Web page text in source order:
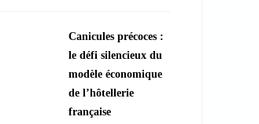
???? Explorer les animations
Canicules précoces :
le défi silencieux du
modèle économique
de l’hôtellerie
française